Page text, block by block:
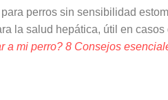
perros sin sensibilidad
la salud hepática, útil en
a mi perro? 8 Consejos